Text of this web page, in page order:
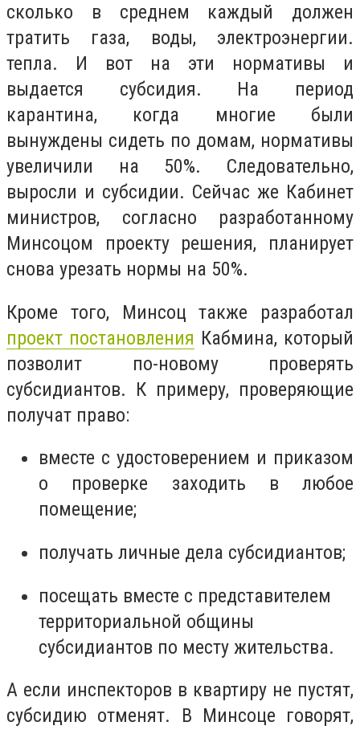
сколько в среднем каждый должен
тратить газа, воды, электроэнергии.
тепла. И вот на эти нормативы и
выдается субсидия. На период
карантина, когда многие были
вынуждены сидеть по домам, нормативы
увеличили на 50%. Следовательно,
выросли и субсидии. Сейчас же Кабинет
министров, согласно разработанному
Минсоцом проекту решения, планирует
снова урезать нормы на 50%.
Кроме того, Минсоц также разработал
проект постановления Кабмина, который
позволит по-новому проверять
субсидиантов. К примеру, проверяющие
получат право:
вместе с удостоверением и приказом
о проверке заходить в любое
помещение;
получать личные дела субсидиантов;
посещать вместе с представителем
территориальной общины
субсидиантов по месту жительства.
А если инспекторов в квартиру не пустят,
субсидию отменят. В Минсоце говорят,